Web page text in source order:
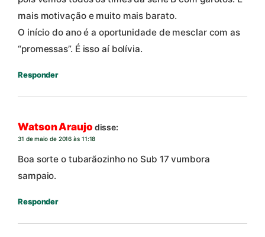
mais motivação e muito mais barato.
O início do ano é a oportunidade de mesclar com as
“promessas”. É isso aí bolívia.
Responder
Watson Araujo disse:
31 de maio de 2016 às 11:18
Boa sorte o tubarãozinho no Sub 17 vumbora
sampaio.
Responder